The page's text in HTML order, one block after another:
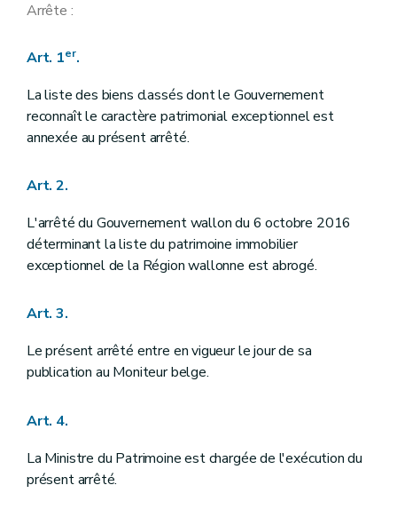
Arrête :
Art. 1er.
La liste des biens classés dont le Gouvernement
reconnaît le caractère patrimonial exceptionnel est
annexée au présent arrêté.
Art. 2.
L'arrêté du Gouvernement wallon du 6 octobre 2016
déterminant la liste du patrimoine immobilier
exceptionnel de la Région wallonne est abrogé.
Art. 3.
Le présent arrêté entre en vigueur le jour de sa
publication au Moniteur belge.
Art. 4.
La Ministre du Patrimoine est chargée de l'exécution du
présent arrêté.